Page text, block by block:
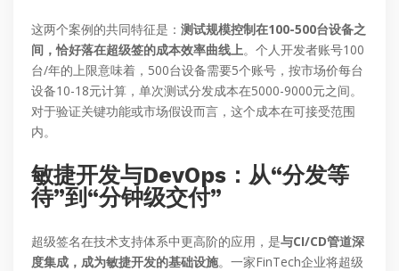
这两个案例的共同特征是： 测试规模控制在100-500台设备之
间，恰好落在超级签的成本效率曲线上。个人开发者账号100
台/年的上限意味着，500台设备需要5个账号，按市场价每台
设备10-18元计算，单次测试分发成本在5000-9000元之间。
对于验证关键功能或市场假设而言，这个成本在可接受范围
内。
敏捷开发与DevOps：从“分发等
待”到“分钟级交付”
超级签名在技术支持体系中更高阶的应用，是与CI/CD管道深
度集成，成为敏捷开发的基础设施。一家FinTech企业将超级